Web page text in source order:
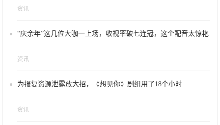
资讯
“庆余年”这几位大咖一上场，收视率破七连冠，这个配音太惊艳
资讯
为报复资源泄露放大招，《想见你》剧组用了18个小时
资讯